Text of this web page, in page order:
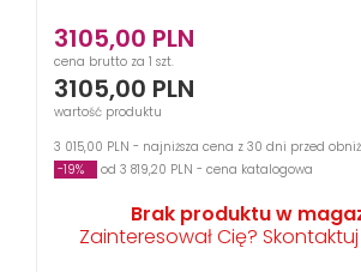
3105,00 PLN
cena brutto za 1 szt.
3105,00 PLN
wartość produktu
3 015,00 PLN - najniższa cena z 30 dni przed
-19%
od 3 819,20 PLN - cena katalogowa
Brak produktu w
Zainteresował Cię?